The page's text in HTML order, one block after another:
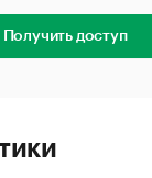
Получить доступ